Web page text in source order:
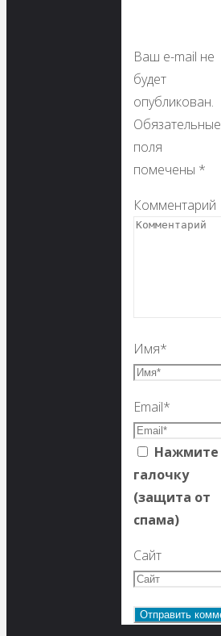
Ваш e-mail не
будет
опубликован.
Обязательные
поля
помечены *
Комментарий
Имя*
Email*
Нажмите
галочку
(защита от
спама)
Сайт